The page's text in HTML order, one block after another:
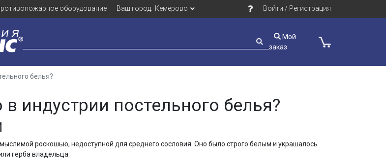
оборудование Ваш город: Кемерово Войти / Регистрация
Мой
заказ
белья?
индустрии постельного белья?
роскошью, недоступной для среднего сословия. Оно было строго белым и украшалось
герба владельца.